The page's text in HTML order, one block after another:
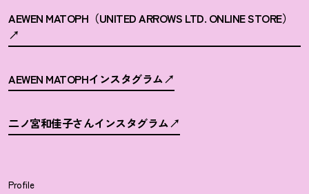
AEWEN MATOPH（UNITED ARROWS LTD. ONLINE STORE）
AEWEN MATOPHインスタグラム
二ノ宮和佳子さんインスタグラム
Profile